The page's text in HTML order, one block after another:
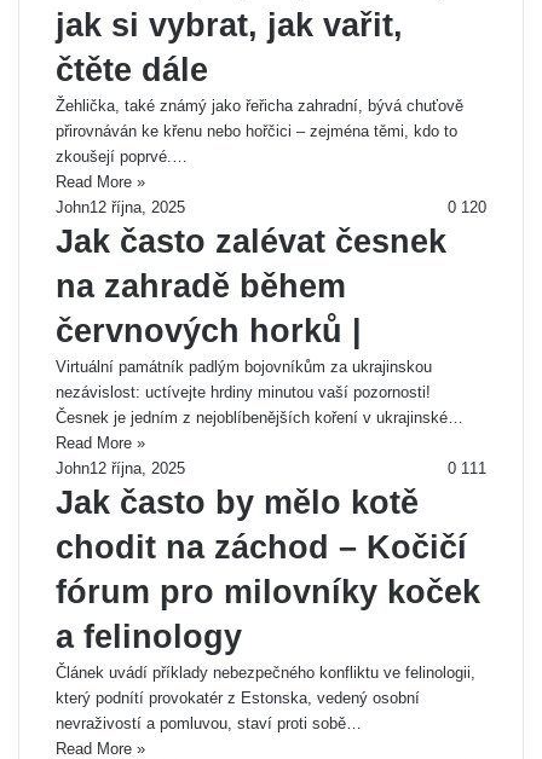
jak si vybrat, jak vařit,
čtěte dále
Žehlička, také známý jako řeřicha zahradní, bývá chuťově
přirovnáván ke křenu nebo hořčici – zejména těmi, kdo to
zkoušejí poprvé.…
Read More »
John12 října, 2025 0 120
Jak často zalévat česnek
na zahradě během
červnových horků |
Virtuální památník padlým bojovníkům za ukrajinskou
nezávislost: uctívejte hrdiny minutou vaší pozornosti!
Česnek je jedním z nejoblíbenějších koření v ukrajinské…
Read More »
John12 října, 2025 0 111
Jak často by mělo kotě
chodit na záchod – Kočičí
fórum pro milovníky koček
a felinology
Článek uvádí příklady nebezpečného konfliktu ve felinologii,
který podnítí provokatér z Estonska, vedený osobní
nevraživostí a pomluvou, staví proti sobě…
Read More »